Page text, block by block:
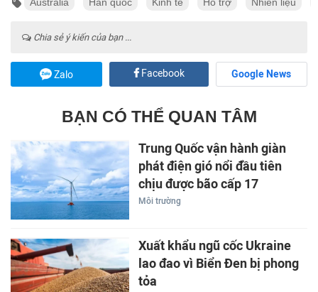
Australia Hàn quốc Kinh tế Hỗ trợ Nhiên liệu
Chia sẻ ý kiến của bạn ...
Zalo Facebook Google News
BẠN CÓ THỂ QUAN TÂM
Trung Quốc vận hành giàn
phát điện gió nổi đầu tiên
chịu được bão cấp 17
Môi trường
Xuất khẩu ngũ cốc Ukraine
lao đao vì Biển Đen bị phong
tỏa